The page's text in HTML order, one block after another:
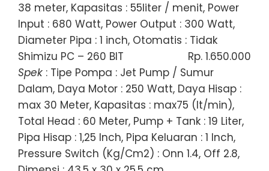
38 meter, Kapasitas : 55liter / menit, Power
Input : 680 Watt, Power Output : 300 Watt,
Diameter Pipa : 1 inch, Otomatis : Tidak
Shimizu PC – 260 BIT
Rp. 1.650.000
Spek : Tipe Pompa : Jet Pump / Sumur
Dalam, Daya Motor : 250 Watt, Daya Hisap :
max 30 Meter, Kapasitas : max75 (lt/min),
Total Head : 60 Meter, Pump + Tank : 19 Liter,
Pipa Hisap : 1,25 Inch, Pipa Keluaran : 1 Inch,
Pressure Switch (Kg/Cm2) : Onn 1.4, Off 2.8,